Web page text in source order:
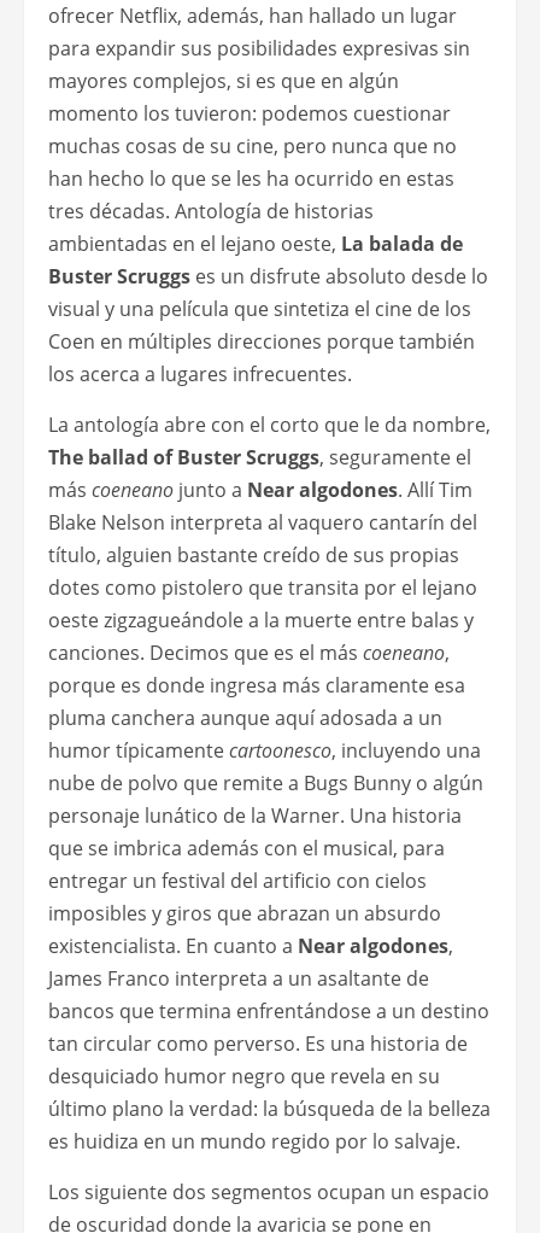
ofrecer Netflix, además, han hallado un lugar
para expandir sus posibilidades expresivas sin
mayores complejos, si es que en algún
momento los tuvieron: podemos cuestionar
muchas cosas de su cine, pero nunca que no
han hecho lo que se les ha ocurrido en estas
tres décadas. Antología de historias
ambientadas en el lejano oeste, La balada de
Buster Scruggs es un disfrute absoluto desde lo
visual y una película que sintetiza el cine de los
Coen en múltiples direcciones porque también
los acerca a lugares infrecuentes.
La antología abre con el corto que le da nombre,
The ballad of Buster Scruggs, seguramente el
más coeneano junto a Near algodones. Allí Tim
Blake Nelson interpreta al vaquero cantarín del
título, alguien bastante creído de sus propias
dotes como pistolero que transita por el lejano
oeste zigzagueándole a la muerte entre balas y
canciones. Decimos que es el más coeneano,
porque es donde ingresa más claramente esa
pluma canchera aunque aquí adosada a un
humor típicamentecartoonesco, incluyendo una
nube de polvo que remite a Bugs Bunny o algún
personaje lunático de la Warner. Una historia
que se imbrica además con el musical, para
entregar un festival del artificio con cielos
imposibles y giros que abrazan un absurdo
existencialista. En cuanto a Near algodones,
James Franco interpreta a un asaltante de
bancos que termina enfrentándose a un destino
tan circular como perverso. Es una historia de
desquiciado humor negro que revela en su
último plano la verdad: la búsqueda de la belleza
es huidiza en un mundo regido por lo salvaje.
Los siguiente dos segmentos ocupan un espacio
de oscuridad donde la avaricia se pone en